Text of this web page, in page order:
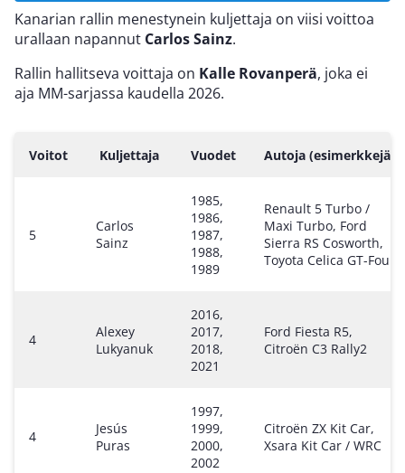
Kanarian rallin menestynein kuljettaja on viisi voittoa
urallaan napannut Carlos Sainz.
Rallin hallitseva voittaja on Kalle Rovanperä, joka ei
aja MM-sarjassa kaudella 2026.
Voitot Kuljettaja Vuodet Autoja (esimerkkejä)
5
Carlos
Sainz
1985,
1986,
1987,
1988,
1989
Renault 5 Turbo /
Maxi Turbo, Ford
Sierra RS Cosworth,
Toyota Celica GT-Four
4
Alexey
Lukyanuk
2016,
2017,
2018,
2021
Ford Fiesta R5,
Citroën C3 Rally2
4
Jesús
Puras
1997,
1999,
2000,
2002
Citroën ZX Kit Car,
Xsara Kit Car / WRC